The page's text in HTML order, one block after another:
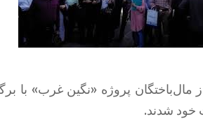
گروهی از مال‌باختگان پروژه «نگین غرب»
خود شدند.